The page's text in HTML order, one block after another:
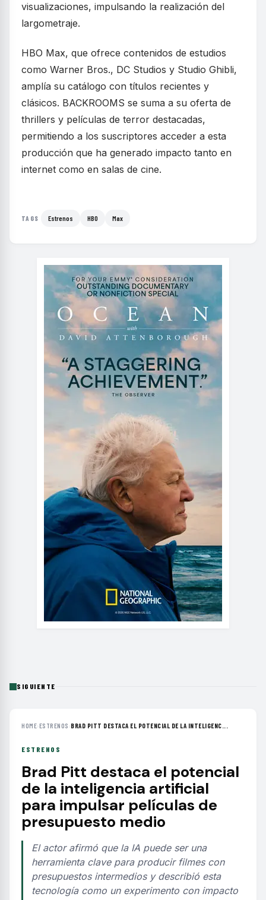
visualizaciones, impulsando la realización del
largometraje.
HBO Max, que ofrece contenidos de estudios
como Warner Bros., DC Studios y Studio Ghibli,
amplía su catálogo con títulos recientes y
clásicos. BACKROOMS se suma a su oferta de
thrillers y películas de terror destacadas,
permitiendo a los suscriptores acceder a esta
producción que ha generado impacto tanto en
internet como en salas de cine.
TAGS Estrenos HBO Max
SIGUIENTE
HOME›ESTRENOS ›BRAD PITT DESTACA EL POTENCIAL DE LA INTELIGENC...
ESTRENOS
Brad Pitt destaca el potencial
de la inteligencia artificial
para impulsar películas de
presupuesto medio
El actor afirmó que la IA puede ser una
herramienta clave para producir filmes con
presupuestos intermedios y describió esta
tecnología como un experimento con impacto